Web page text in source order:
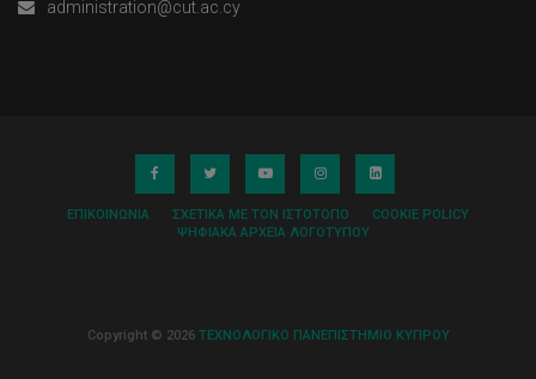
administration@cut.ac.cy
ΕΠΙΚΟΙΝΩΝΊΑ ΣΧΕΤΙΚΆ ΜΕ ΤΟΝ ΙΣΤΌΤΟΠΟ
COOKIE POLICY
ΨΗΦΙΑΚΆ ΑΡΧΕΊΑ ΛΟΓΌΤΥΠΟΥ
Copyright © 2026 ΤΕΧΝΟΛΟΓΙΚΟ ΠΑΝΕΠΙΣΤΗΜΙΟ ΚΥΠΡΟΥ